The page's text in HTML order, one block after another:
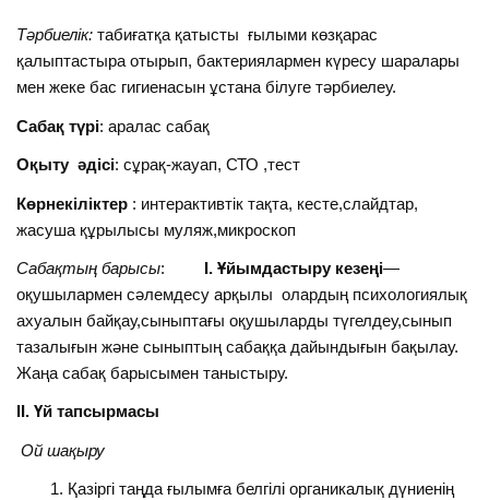
Тәрбиелік: табиғатқа қатысты ғылыми көзқарас
қалыптастыра отырып, бактериялармен күресу шаралары
мен жеке бас гигиенасын ұстана білуге тәрбиелеу.
Сабақ түрі: аралас сабақ
Оқыту әдісі: сұрақ-жауап, СТО ,тест
Көрнекіліктер : интерактивтік тақта, кесте,слайдтар,
жасуша құрылысы муляж,микроскоп
Сабақтың барысы: І. Ұйымдастыру кезеңі—
оқушылармен сәлемдесу арқылы олардың психологиялық
ахуалын байқау,сыныптағы оқушыларды түгелдеу,сынып
тазалығын және сыныптың сабаққа дайындығын бақылау.
Жаңа сабақ барысымен таныстыру.
ІІ. Үй тапсырмасы
Ой шақыру
Қазіргі таңда ғылымға белгілі органикалық дүниенің